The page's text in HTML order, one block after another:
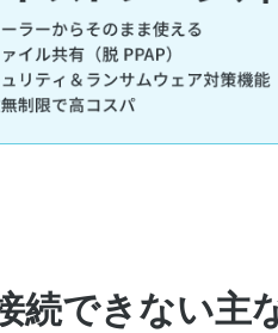
続できない主